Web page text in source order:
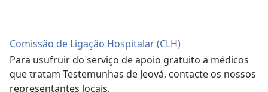
Comissão de Ligação Hospitalar (CLH)
Para usufruir do serviço de apoio gratuito a médicos
que tratam Testemunhas de Jeová, contacte os nossos
representantes locais.